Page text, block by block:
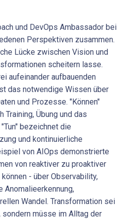
und DevOps Ambassador bei
Perspektiven zusammen.
Lücke zwischen Vision und
scheitern lasse.
aufeinander aufbauenden
das notwendige Wissen über
und Prozesse. "Können"
Training, Übung und das
bezeichnet die
und kontinuierliche
von AIOps demonstrierte
von reaktiver zu proaktiver
- über Observability,
Anomalieerkennung,
Wandel. Transformation sei
müsse im Alltag der